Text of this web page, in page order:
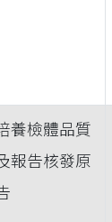
養檢體品質
報告核發原